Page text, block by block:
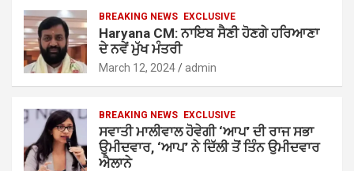
BREAKING NEWS EXCLUSIVE
Haryana CM: ਨਾਇਬ ਸੈਣੀ ਹੋਣਗੇ ਹਰਿਆਣਾ
ਦੇ ਨਵੇਂ ਮੁੱਖ ਮੰਤਰੀ
March 12, 2024 admin
BREAKING NEWS EXCLUSIVE
ਸਵਾਤੀ ਮਾਲੀਵਾਲ ਹੋਵੇਗੀ ‘ਆਪ’ ਦੀ ਰਾਜ ਸਭਾ
ਉਮੀਦਵਾਰ, ‘ਆਪ’ ਨੇ ਦਿੱਲੀ ਤੋਂ ਤਿੰਨ ਉਮੀਦਵਾਰ
ਐਲਾਨੇ